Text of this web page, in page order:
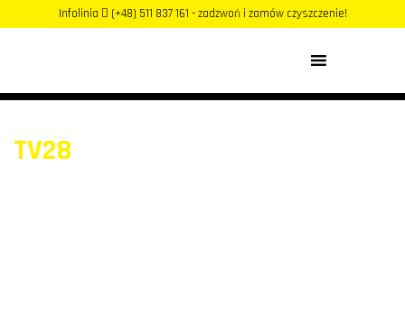
Infolinia (+48) 511 837 161 - zadzwoń i zamów czyszczenie!
TV28